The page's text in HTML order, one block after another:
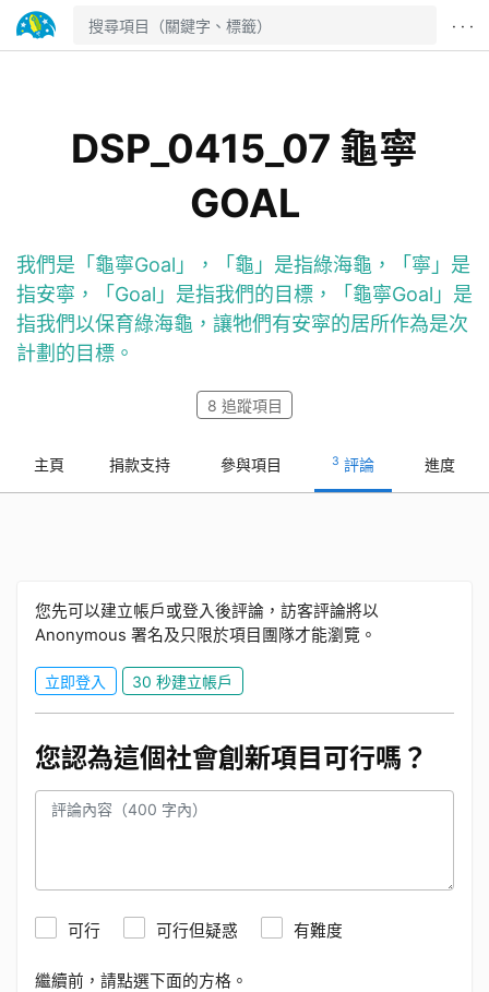
· · ·
DSP_0415_07 龜寧
GOAL
我們是「龜寧Goal」，「龜」是指綠海龜，「寧」是
指安寧，「Goal」是指我們的目標，「龜寧Goal」是
指我們以保育綠海龜，讓牠們有安寜的居所作為是次
計劃的目標。
8 追蹤項目
主頁 捐款支持 參與項目 3 評論 進度
您先可以建立帳戶或登入後評論，訪客評論將以
Anonymous 署名及只限於項目團隊才能瀏覽。
立即登入 30 秒建立帳戶
您認為這個社會創新項目可行嗎？
可行 可行但疑惑 有難度
繼續前，請點選下面的方格。